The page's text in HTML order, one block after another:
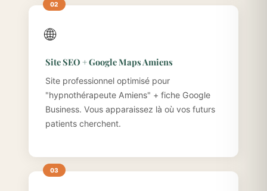
🌐
Site SEO + Google Maps Amiens
Site professionnel optimisé pour
"hypnothérapeute Amiens" + fiche Google
Business. Vous apparaissez là où vos futurs
patients cherchent.